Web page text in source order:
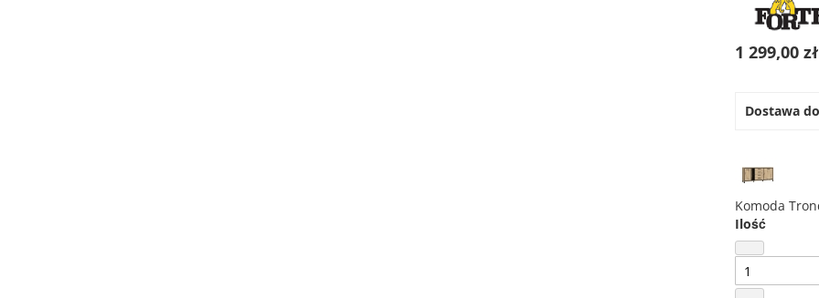
1 299,00 zł
Dostawa do
Komoda
Ilość